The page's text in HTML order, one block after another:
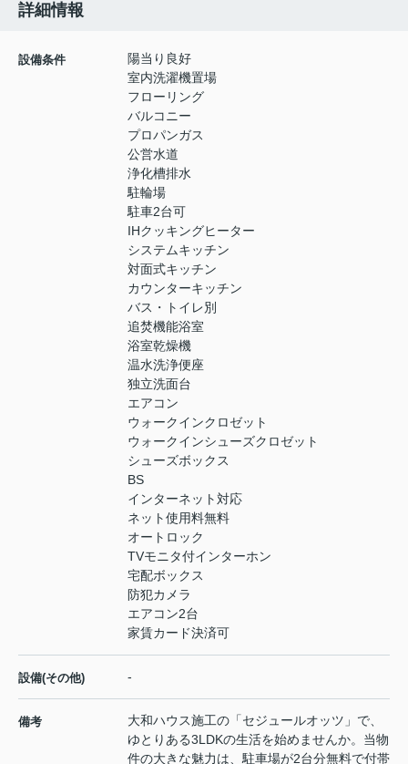
詳細情報
設備条件
陽当り良好
室内洗濯機置場
フローリング
バルコニー
プロパンガス
公営水道
浄化槽排水
駐輪場
駐車2台可
IHクッキングヒーター
システムキッチン
対面式キッチン
カウンターキッチン
バス・トイレ別
追焚機能浴室
浴室乾燥機
温水洗浄便座
独立洗面台
エアコン
ウォークインクロゼット
ウォークインシューズクロゼット
シューズボックス
BS
インターネット対応
ネット使用料無料
オートロック
TVモニタ付インターホン
宅配ボックス
防犯カメラ
エアコン2台
家賃カード決済可
設備(その他) -
備考
大和ハウス施工の「セジュールオッツ」で、
ゆとりある3LDKの生活を始めませんか。当物
件の大きな魅力は、駐車場が2台分無料で付帯